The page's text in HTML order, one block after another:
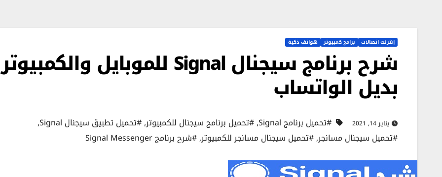
إنترنت اتصالات برامج كمبيوتر هواتف ذكية
شرح برنامج سيجنال Signal للموبايل والكمبيوتر
بديل الواتساب
يناير 14, 2021 #تحميل برنامج Signal ,#تحميل برنامج سيجنال للكمبيوتر,#تحميل تطبيق سيجنال Signal
,
#تحميل سيجنال مسانجر,#تحميل سيجنال مسانجر للكمبيوتر,#شرح برنامج Signal Messenger